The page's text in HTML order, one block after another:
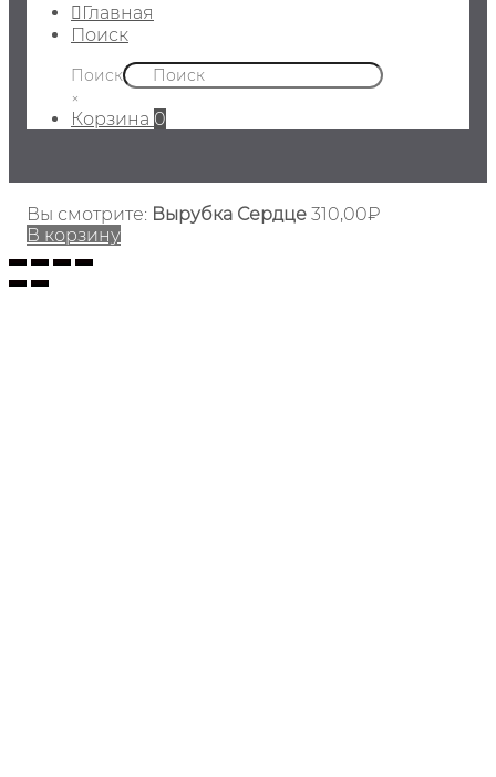
Главная
Поиск
Поиск
×
Корзина 0
Вы смотрите: Вырубка Сердце 310,00₽
В корзину